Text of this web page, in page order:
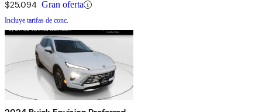
$25,094 Gran oferta
Incluye tarifas de conc.